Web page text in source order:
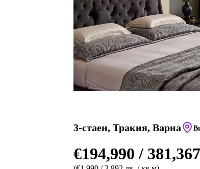
3-стаен, Тракия, Варна
€194,990 /